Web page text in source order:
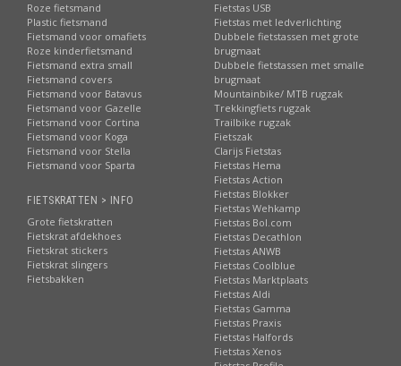
Roze fietsmand
Plastic fietsmand
Fietsmand voor omafiets
Roze kinderfietsmand
Fietsmand extra small
Fietsmand covers
Fietsmand voor Batavus
Fietsmand voor Gazelle
Fietsmand voor Cortina
Fietsmand voor Koga
Fietsmand voor Stella
Fietsmand voor Sparta
FIETSKRATTEN > INFO
Grote fietskratten
Fietskrat afdekhoes
Fietskrat stickers
Fietskrat slingers
Fietsbakken
Fietstas USB
Fietstas met ledverlichting
Dubbele fietstassen met grote
brugmaat
Dubbele fietstassen met smalle
brugmaat
Mountainbike/ MTB rugzak
Trekkingfiets rugzak
Trailbike rugzak
Fietszak
Clarijs Fietstas
Fietstas Hema
Fietstas Action
Fietstas Blokker
Fietstas Wehkamp
Fietstas Bol.com
Fietstas Decathlon
Fietstas ANWB
Fietstas Coolblue
Fietstas Marktplaats
Fietstas Aldi
Fietstas Gamma
Fietstas Praxis
Fietstas Halfords
Fietstas Xenos